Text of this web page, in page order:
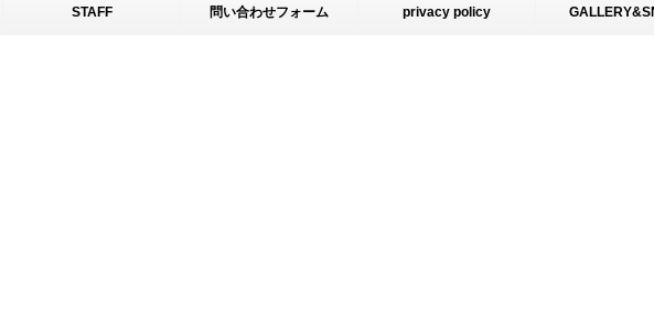
INFORMATION
STAFF 問い合わせフォーム privacy policy